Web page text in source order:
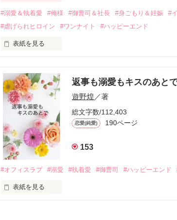
そして、ひょんなことから
酔った勢いで一夜を共にしてしまった。
さらに、美桜が初めてだと知った哲平は
甘やかしてくる。
そんなある日、哲平は美桜がストーカー被害に
遭っていることを知る。
美桜を守るため、哲平は同居を提案してきて――。
夏木美桜(なつきみお)
✕
鳴海哲平 (なるみてっぺい)
止まっていたはずの二人の時間が、再び動き出す。
#溺愛＆執着愛 #俺様 #御曹司＆社長 #身ごもり＆妊娠 #
#虐げられヒロイン
#ワンナイト #ハッピーエンド
表紙を見る
帰国後、美桜は新しい職場でワンナイトした美青年
も関わらず、一族を離れて起業した新進気鋭の実業
人だったのだ――！
なぜか恭司から飼い猫の世話係を命じられた美桜は
返事も溺愛もキスのあと
遊野煌 ／著
総文字数/112,403
恋愛(純愛) 190ページ
153
#オフィスラブ #溺愛 #執着愛 #御曹司 #ハッピーエンド
表紙を見る